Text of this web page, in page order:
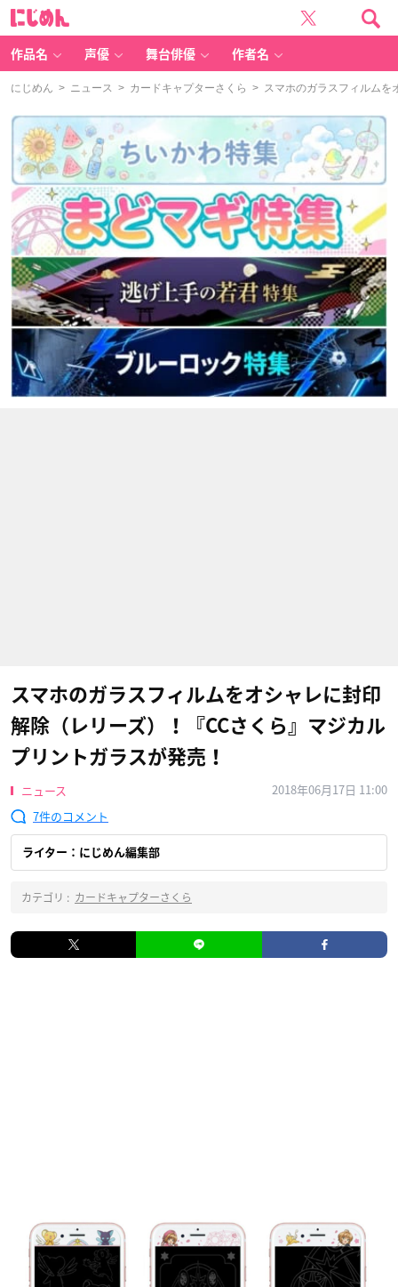
作品名 声優 舞台俳優 作者名
にじめん > ニュース > カードキャプターさくら > スマホのガラスフィルムを
スマホのガラスフィルムをオシャレに封印
解除（レリーズ）！『CCさくら』マジカル
プリントガラスが発売！
ニュース
2018年06月17日 11:00
7
ライター：にじめん編集部
カテゴリ : カードキャプターさくら